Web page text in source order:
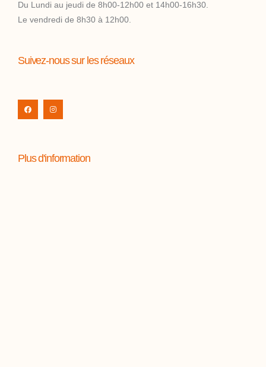
Du Lundi au jeudi de 8h00-12h00 et 14h00-16h30.
Le vendredi de 8h30 à 12h00.
Suivez-nous sur les réseaux
Plus d'information